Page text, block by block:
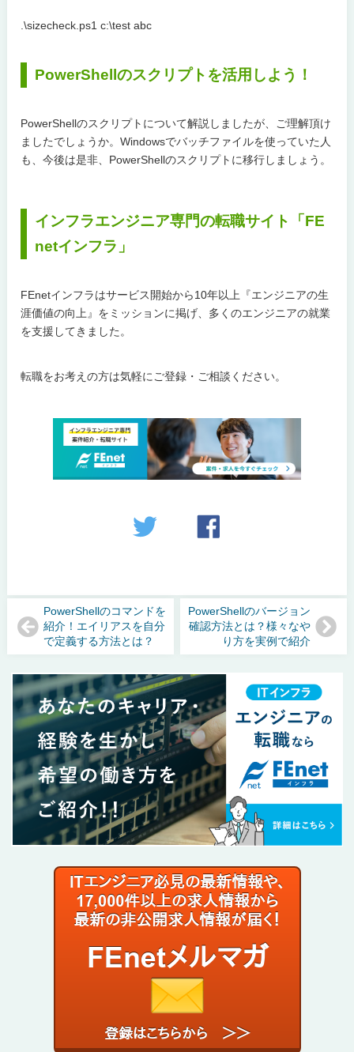
.\sizecheck.ps1 c:\test abc
PowerShellのスクリプトを活用しよう！
PowerShellのスクリプトについて解説しましたが、ご理解頂け
ましたでしょうか。Windowsでバッチファイルを使っていた人
も、今後は是非、PowerShellのスクリプトに移行しましょう。
インフラエンジニア専門の転職サイト「FE
netインフラ」
FEnetインフラはサービス開始から10年以上『エンジニアの生
涯価値の向上』をミッションに掲げ、多くのエンジニアの就業
を支援してきました。
転職をお考えの方は気軽にご登録・ご相談ください。
PowerShellのコマンドを
紹介！エイリアスを自分
で定義する方法とは？
PowerShellのバージョン
確認方法とは？様々なや
り方を実例で紹介